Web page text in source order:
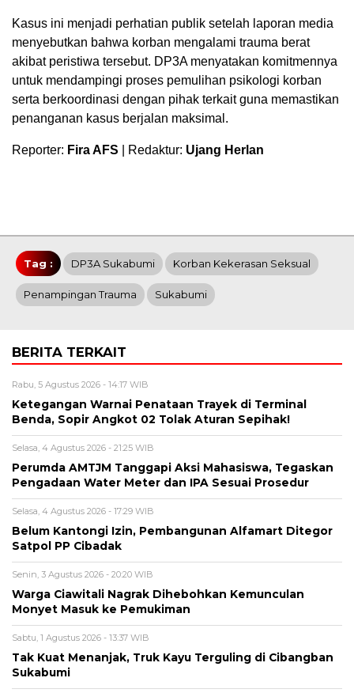
Kasus ini menjadi perhatian publik setelah laporan media
menyebutkan bahwa korban mengalami trauma berat
akibat peristiwa tersebut. DP3A menyatakan komitmennya
untuk mendampingi proses pemulihan psikologi korban
serta berkoordinasi dengan pihak terkait guna memastikan
penanganan kasus berjalan maksimal.
Reporter: Fira AFS | Redaktur: Ujang Herlan
Tag : DP3A Sukabumi Korban Kekerasan Seksual
Penampingan Trauma Sukabumi
BERITA TERKAIT
Rabu, 5 Agustus 2026 - 14:17 WIB
Ketegangan Warnai Penataan Trayek di Terminal
Benda, Sopir Angkot 02 Tolak Aturan Sepihak!
Selasa, 4 Agustus 2026 - 21:25 WIB
Perumda AMTJM Tanggapi Aksi Mahasiswa, Tegaskan
Pengadaan Water Meter dan IPA Sesuai Prosedur
Selasa, 4 Agustus 2026 - 17:29 WIB
Belum Kantongi Izin, Pembangunan Alfamart Ditegor
Satpol PP Cibadak
Senin, 3 Agustus 2026 - 20:20 WIB
Warga Ciawitali Nagrak Dihebohkan Kemunculan
Monyet Masuk ke Pemukiman
Sabtu, 1 Agustus 2026 - 13:37 WIB
Tak Kuat Menanjak, Truk Kayu Terguling di Cibangban
Sukabumi